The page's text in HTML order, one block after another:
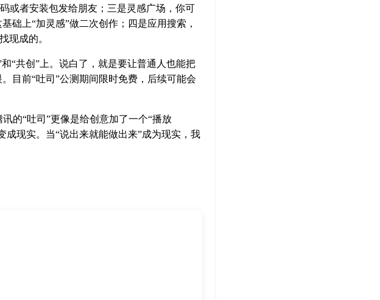
或者安装包发给朋友；三是灵感广场，你可
础上“加灵感”做二次创作；四是应用搜索，
现成的。
“共创”上。说白了，就是要让普通人也能把
目前“吐司”公测期间限时免费，后续可能会
的“吐司”更像是给创意加了一个“播放
现实。当“说出来就能做出来”成为现实，我